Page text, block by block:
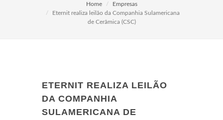
Home
Empresas
Eternit realiza leilão da Companhia Sulamericana
de Cerâmica (CSC)
ETERNIT REALIZA LEILÃO
DA COMPANHIA
SULAMERICANA DE